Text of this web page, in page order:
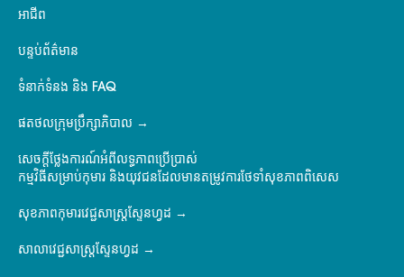
អាជីព
បន្ទប់ព័ត៌មាន
ទំនាក់ទំនង និង FAQ
ផតថលក្រុមប្រឹក្សាភិបាល
សេចក្តីថ្លែងការណ៍អំពីលទ្ធភាពប្រើប្រាស់
កម្មវិធីសម្រាប់កុមារ និងយុវជនដែលមានតម្រូវការថែទាំសុខភាពពិសេស
សុខភាពកុមារវេជ្ជសាស្ត្រស្ទែនហ្វដ
សាលាវេជ្ជសាស្ត្រស្ទែនហ្វដ